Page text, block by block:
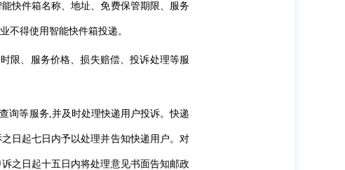
快件箱名称、地址、免费保管期限、服务
不得使用智能快件箱投递。
限、服务价格、损失赔偿、投诉处理等服
询等服务,并及时处理快递用户投诉。快递
日起七日内予以处理并告知快递用户。对
之日起十五日内将处理意见书面告知邮政